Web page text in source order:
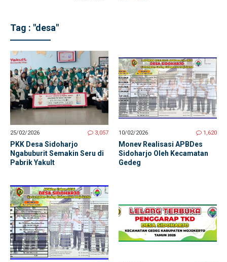
Tag : "desa"
25/02/2026 3,057
PKK Desa Sidoharjo
Ngabuburit Semakin Seru di
Pabrik Yakult
10/02/2026 1,620
Monev Realisasi APBDes
Sidoharjo Oleh Kecamatan
Gedeg